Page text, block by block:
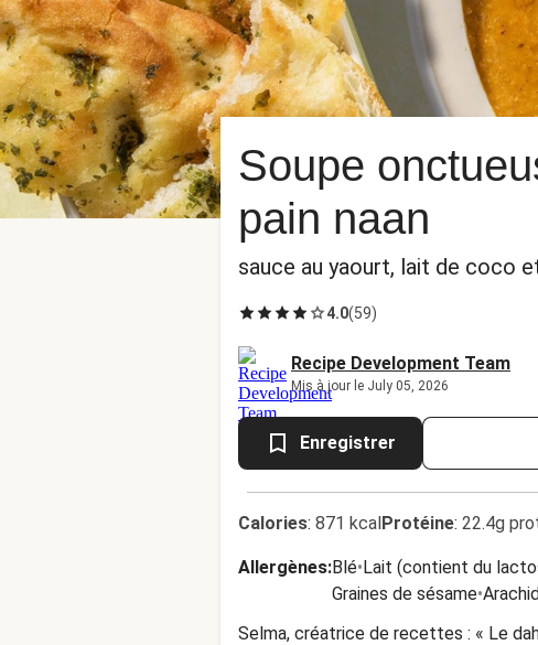
Soupe
pain naan
sauce au yaourt, lait de coco
4.0(59)
Recipe Development Team
Mis à jour le July 05, 2026
Enregistrer
Calories: 871 kcalProtéine: 22.4g
Allergènes:Blé•Lait (contient du
Graines de sésame•
Selma, créatrice de recettes : « Le